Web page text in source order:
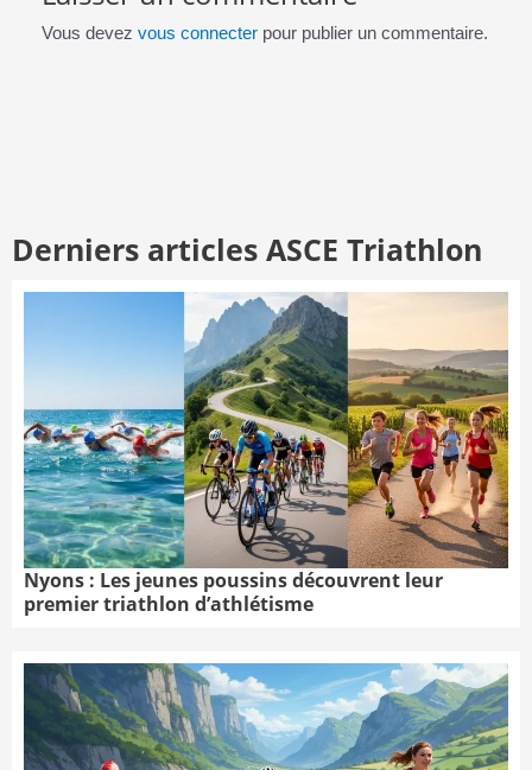
Vous devez vous connecterpour publier un commentaire.
Derniers articles ASCE Triathlon
Nyons : Les jeunes poussins découvrent leur
premier triathlon d’athlétisme